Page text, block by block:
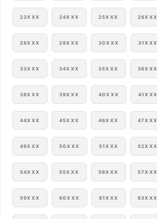
23XXX 24XXX 25XXX 26XXX
28XXX 29XXX 30XXX 31XXX
33XXX 34XXX 35XXX 36XXX
38XXX 39XXX 40XXX 41XXX
44XXX 45XXX 46XXX 47XXX
49XXX 50XXX 51XXX 52XXX
54XXX 55XXX 56XXX 57XXX
59XXX 60XXX 61XXX 63XXX